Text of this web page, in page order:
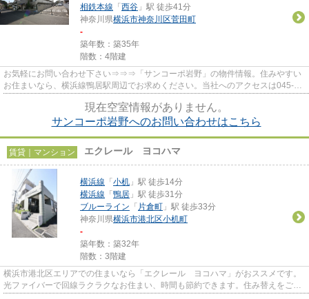
相鉄本線 「 西谷 」駅 徒歩41分
神奈川県横浜市神奈川区菅田町
-
築年数：築35年
階数：4階建
お気軽にお問い合わせ下さい⇒⇒⇒「サンコーポ岩野」の物件情報。住みやすい
お住まいなら、横浜線鴨居駅周辺でお求めください。当社へのアクセスは045-
現在空室情報がありません。
サンコーポ岩野へのお問い合わせはこちら
賃貸｜マンション エクレール ヨコハマ
横浜線 「 小机 」駅 徒歩14分
横浜線 「 鴨居 」駅 徒歩31分
ブルーライン 「 片倉町 」駅 徒歩33分
神奈川県横浜市港北区小机町
-
築年数：築32年
階数：3階建
横浜市港北区エリアでの住まいなら「エクレール ヨコハマ」がおススメです。
光ファイバーで回線ラクラクなお住まい、時間も節約できます。住み替えをご希